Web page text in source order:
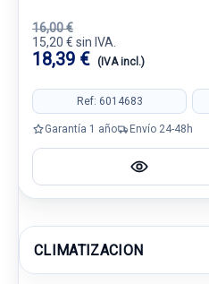
16,00 €
15,20 € sin IVA.
18,39 € (IVA incl.)
Ref: 6014683
Garantía 1 año Envío 24-48h
CLIMATIZACION